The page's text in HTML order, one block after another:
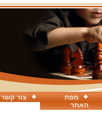
צור קשר
מפת
האתר